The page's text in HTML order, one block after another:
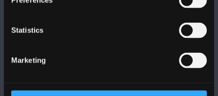
Statistics
Marketing
Bangor, Gwynedd, LL57 2DG, UK